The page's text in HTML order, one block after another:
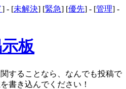
] - [未解決] [緊急] [優先] - [管理] -
板
することなら、なんでも投稿で
書き込んでください！